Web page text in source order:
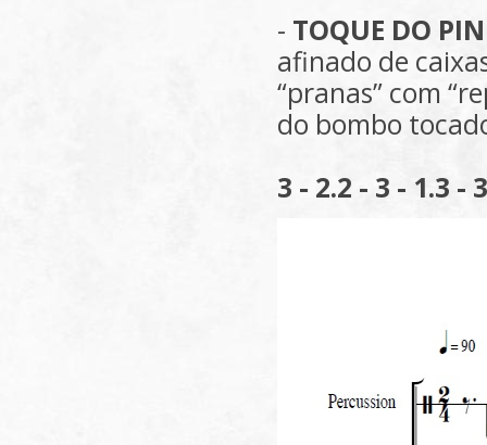
- TOQUE DO
afinado de
“pranas” com
do bombo
3 - 2.2 - 3 - 1.3 -